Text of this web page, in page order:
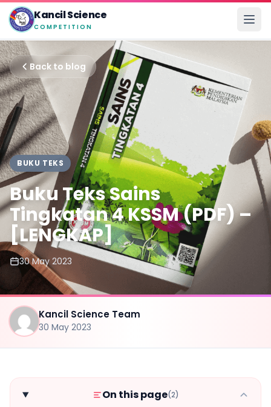
Kancil Science
COMPETITION
Back to blog
BUKU TEKS
Buku Teks Sains
Tingkatan 4 KSSM (PDF) –
[LENGKAP]
30 May 2023
Kancil Science Team
30 May 2023
On this page(2)